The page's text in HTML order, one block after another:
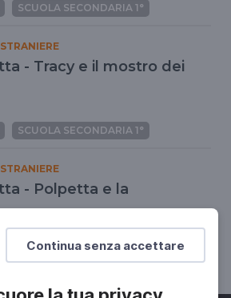
Continua senza accettare
SCUOLA SECONDARIA 1°
- Tracy e il mostro dei
SCUOLA SECONDARIA 1°
- Polpetta e la
SCUOLA SECONDARIA 1°